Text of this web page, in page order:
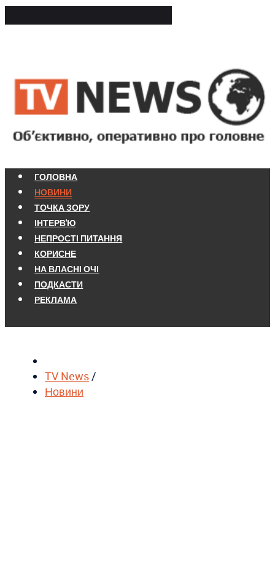
ГОЛОВНА
НОВИНИ
ТОЧКА ЗОРУ
ІНТЕРВ'Ю
НЕПРОСТІ ПИТАННЯ
КОРИСНЕ
НА ВЛАСНІ ОЧІ
ПОДКАСТИ
РЕКЛАМА
TV News/
Новини